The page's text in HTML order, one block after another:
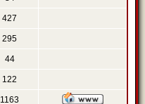
427
295
44
122
1163